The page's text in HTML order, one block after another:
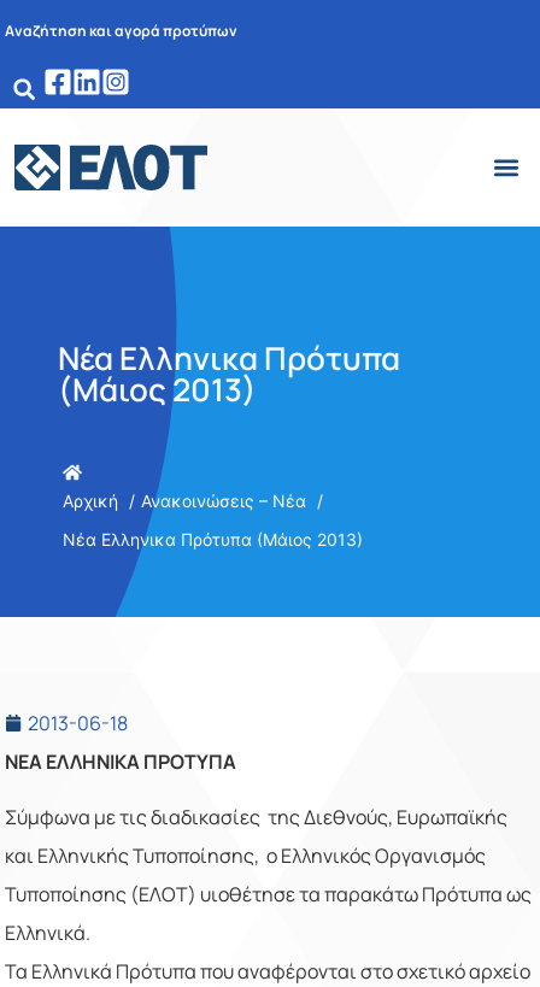
Αναζήτηση και αγορά προτύπων
Νέα Ελληνικα Πρότυπα
(Μάιος 2013)
Αρχική
Ανακοινώσεις – Νέα
Νέα Ελληνικα Πρότυπα (Μάιος 2013)
2013-06-18
NEA ΕΛΛΗΝΙΚΑ ΠΡΟΤΥΠΑ
Σύμφωνα με τις διαδικασίες της Διεθνούς, Ευρωπαϊκής
και Ελληνικής Τυποποίησης, o Ελληνικός Οργανισμός
Τυποποίησης (ΕΛΟΤ) υιοθέτησε τα παρακάτω Πρότυπα ως
Ελληνικά.
Τα Ελληνικά Πρότυπα που αναφέρονται στο σχετικό αρχείο